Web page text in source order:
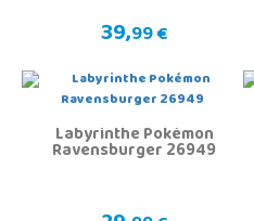
39,99 €
Labyrinthe Pokémon
Ravensburger 26949